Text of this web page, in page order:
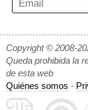
Copyright © 2008-
Queda prohibida la
de esta web
Quiénes somos -